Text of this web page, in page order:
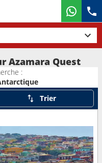
Compagnies
Azamara Quest
:
Trier